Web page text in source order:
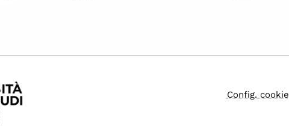
Config. cookie